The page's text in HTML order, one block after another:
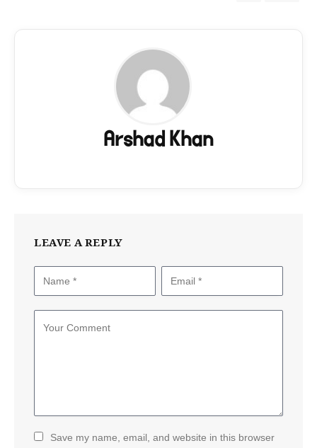
Arshad Khan
LEAVE A REPLY
Save my name, email, and website in this browser